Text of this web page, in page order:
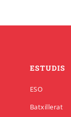
ESTUDIS
ESO
Batxillerat